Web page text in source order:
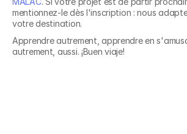
mentionnez-le dès l'inscription : nous
votre destination.
Apprendre autrement, apprendre en
autrement, aussi. ¡Buen viaje!
Découvrez nos
formations en